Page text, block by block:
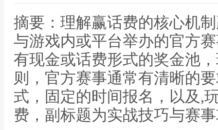
摘要：理解赢话费的核心机
与游戏内或平台举办的官方
有现金或话费形式的奖金池
则，官方赛事通常有清晰的
式，固定的时间报名，以及,
费，副标题为实战技巧与赛